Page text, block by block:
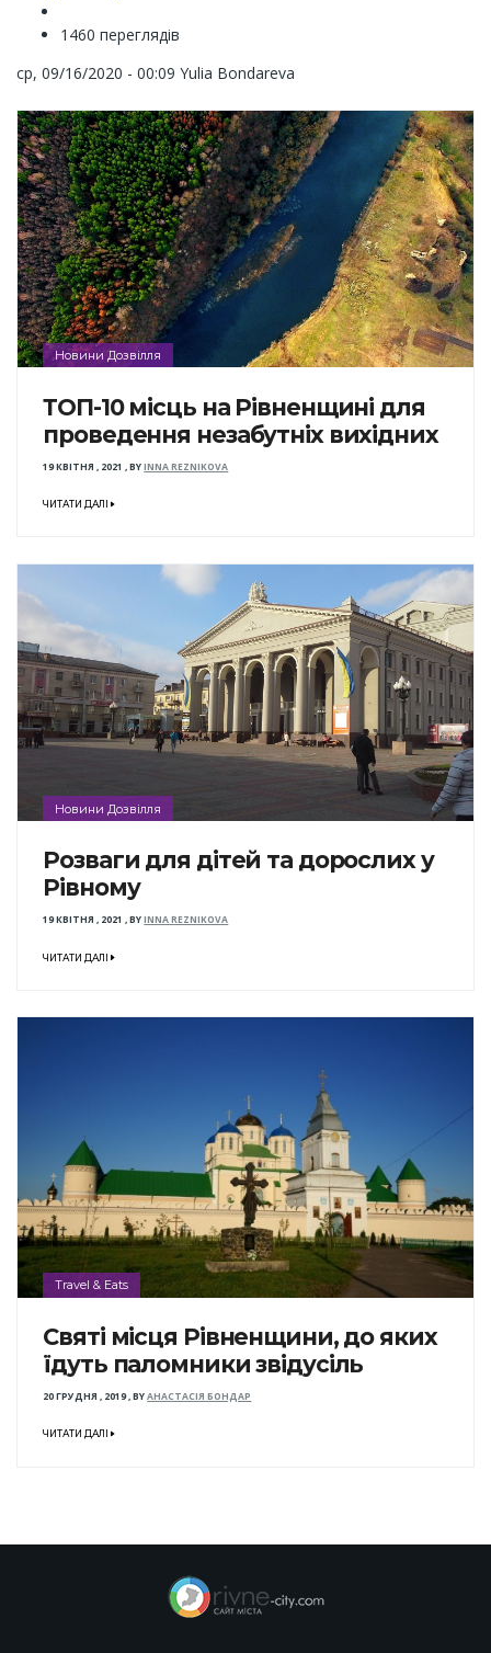
1460 переглядів
ср, 09/16/2020 - 00:09 Yulia Bondareva
Новини Дозвілля
ТОП-10 місць на Рівненщині для
проведення незабутніх вихідних
19 КВІТНЯ , 2021 ,BYINNA REZNIKOVA
ЧИТАТИ ДАЛІ
Новини Дозвілля
Розваги для дітей та дорослих у
Рівному
19 КВІТНЯ , 2021 ,BYINNA REZNIKOVA
ЧИТАТИ ДАЛІ
Travel & Eats
Святі місця Рівненщини, до яких
їдуть паломники звідусіль
20 ГРУДНЯ , 2019,BYАНАСТАСІЯ БОНДАР
ЧИТАТИ ДАЛІ